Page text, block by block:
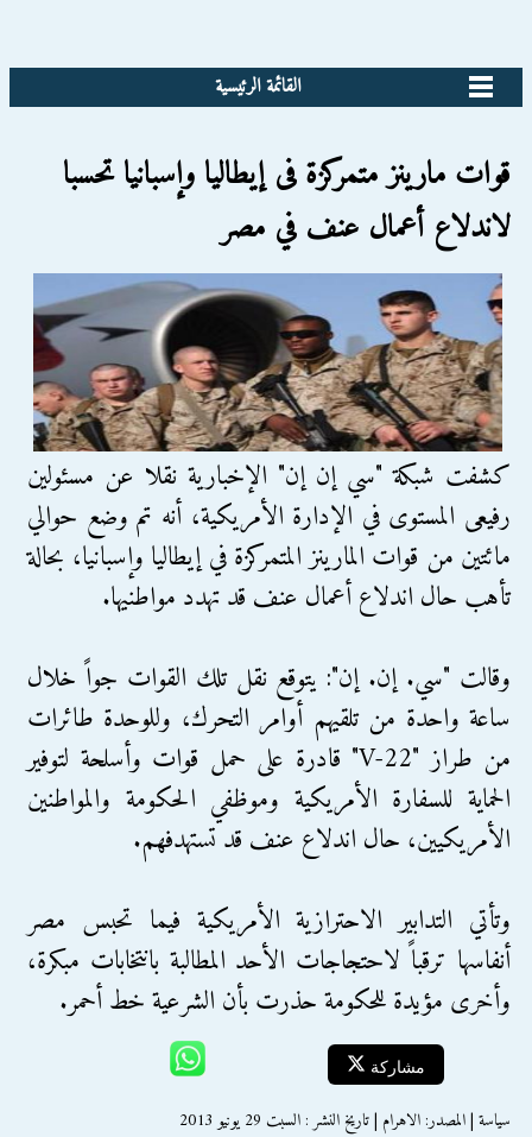
القائمة الرئيسية
قوات مارينز متمركزة فى إيطاليا وإسبانيا تحسبا
لاندلاع أعمال عنف في مصر
كشفت شبكة "سي إن إن" الإخبارية نقلا عن مسئولين
رفيعى المستوى في الإدارة الأمريكية، أنه تم وضع حوالي
مائتين من قوات المارينز المتمركزة في إيطاليا وإسبانيا، بحالة
تأهب حال اندلاع أعمال عنف قد تهدد مواطنيها.
وقالت "سي. إن. إن": يتوقع نقل تلك القوات جواً خلال
ساعة واحدة من تلقيهم أوامر التحرك، وللوحدة طائرات
من طراز "V-22" قادرة على حمل قوات وأسلحة لتوفير
الحماية للسفارة الأمريكية وموظفي الحكومة والمواطنين
الأمريكيين، حال اندلاع عنف قد تستهدفهم.
وتأتي التدابير الاحترازية الأمريكية فيما تحبس مصر
أنفاسها ترقباً لاحتجاجات الأحد المطالبة بانتخابات مبكرة،
وأخرى مؤيدة للحكومة حذرت بأن الشرعية خط أحمر.
مشاركة
سياسة | المصدر: الاهرام | تاريخ النشر : السبت 29 يونيو 2013